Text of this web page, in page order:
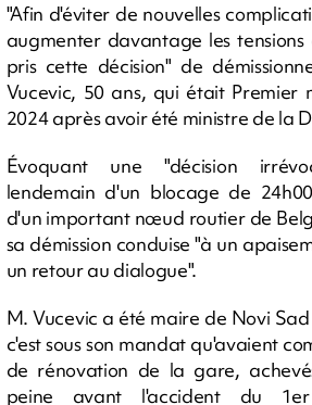
"Afin d'éviter de nouvelles
augmenter davantage les tensions
pris cette décision" de
Vucevic, 50 ans, qui était Premier
2024 après avoir été ministre de la
Évoquant une "décision
lendemain d'un blocage de
d'un important nœud routier de
sa démission conduise "à un
un retour au dialogue".
M. Vucevic a été maire de Novi
c'est sous son mandat qu'avaient
de rénovation de la gare,
peine avant l'accident du